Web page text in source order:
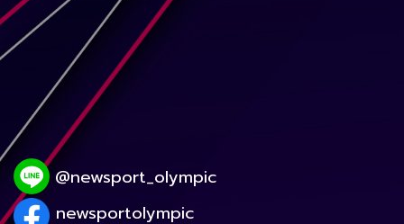
@newsport_olympic
newsportolympic